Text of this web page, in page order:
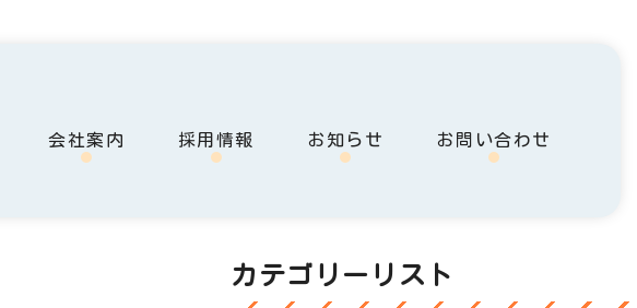
会社案内 採用情報 お知らせ お問い合わせ
カテゴリーリスト